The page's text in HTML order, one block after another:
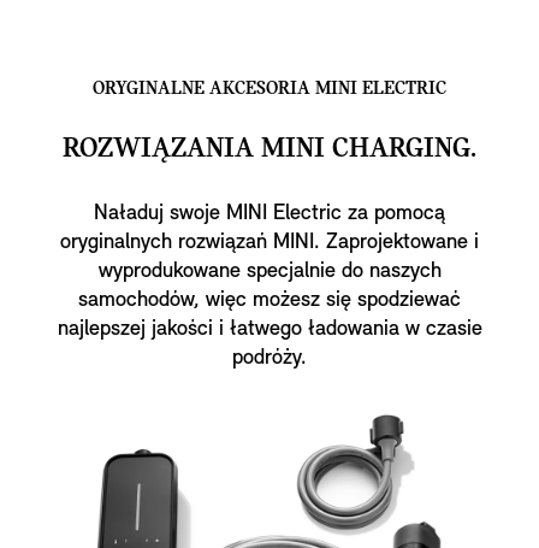
ORYGINALNE AKCESORIA MINI ELECTRIC
ROZWIĄZANIA MINI CHARGING.
Naładuj swoje MINI Electric za pomocą
oryginalnych rozwiązań MINI. Zaprojektowane i
wyprodukowane specjalnie do naszych
samochodów, więc możesz się spodziewać
najlepszej jakości i łatwego ładowania w czasie
podróży.